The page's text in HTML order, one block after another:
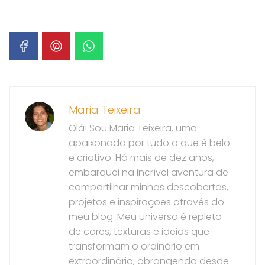
Maria Teixeira
Olá! Sou Maria Teixeira, uma
apaixonada por tudo o que é belo
e criativo. Há mais de dez anos,
embarquei na incrível aventura de
compartilhar minhas descobertas,
projetos e inspirações através do
meu blog. Meu universo é repleto
de cores, texturas e ideias que
transformam o ordinário em
extraordinário, abrangendo desde